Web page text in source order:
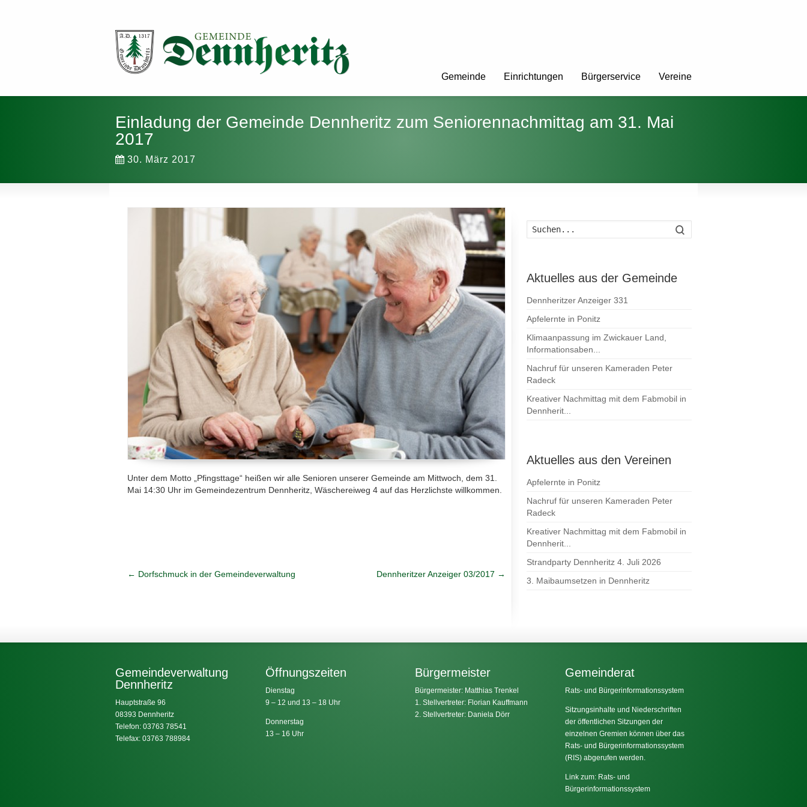
Gemeinde Einrichtungen Bürgerservice Vereine
Einladung der Gemeinde Dennheritz zum Seniorennachmittag am 31. Mai
2017
30. März 2017
Unter dem Motto „Pfingsttage“ heißen wir alle Senioren unserer Gemeinde am Mittwoch, dem 31.
Mai 14:30 Uhr im Gemeindezentrum Dennheritz, Wäschereiweg 4 auf das Herzlichste willkommen.
← Dorfschmuck in der Gemeindeverwaltung Dennheritzer Anzeiger 03/2017 →
Aktuelles aus der Gemeinde
Dennheritzer Anzeiger 331
Apfelernte in Ponitz
Klimaanpassung im Zwickauer Land,
Informationsaben...
Nachruf für unseren Kameraden Peter
Radeck
Kreativer Nachmittag mit dem Fabmobil in
Dennherit...
Aktuelles aus den Vereinen
Apfelernte in Ponitz
Nachruf für unseren Kameraden Peter
Radeck
Kreativer Nachmittag mit dem Fabmobil in
Dennherit...
Strandparty Dennheritz 4. Juli 2026
3. Maibaumsetzen in Dennheritz
Gemeindeverwaltung
Dennheritz
Hauptstraße 96
08393 Dennheritz
Telefon: 03763 78541
Telefax: 03763 788984
Öffnungszeiten
Dienstag
9 – 12 und 13 – 18 Uhr
Donnerstag
13 – 16 Uhr
Bürgermeister
Bürgermeister: Matthias Trenkel
1. Stellvertreter: Florian Kauffmann
2. Stellvertreter: Daniela Dörr
Gemeinderat
Rats- und Bürgerinformationssystem
Sitzungsinhalte und Niederschriften
der öffentlichen Sitzungen der
einzelnen Gremien können über das
Rats- und Bürgerinformationssystem
(RIS) abgerufen werden.
Link zum: Rats- und
Bürgerinformationssystem